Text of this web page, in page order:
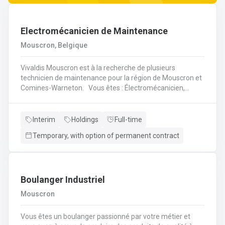
Electromécanicien de Maintenance
Mouscron, Belgique
Vivaldis Mouscron est à la recherche de plusieurs
technicien de maintenance pour la région de Mouscron et
Comines-Warneton. Vous êtes : Électromécanicien,
dynamique et avec un package d'avantages à la clé, nous
des kilomètres, nous vous offrons la possibilité de
profil ci-dessous :
Interim Holdings
Full-time
Temporary, with option of permanent contract
Boulanger Industriel
Mouscron
Vous êtes un boulanger passionné par votre métier et